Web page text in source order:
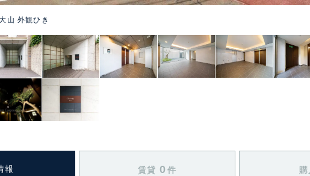
山 外観ひき
報 賃貸 0 件 購